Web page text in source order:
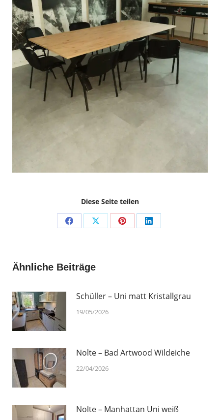
Diese Seite teilen
Share Share Share Share
Ähnliche Beiträge
Schüller – Uni matt Kristallgrau
19/05/2026
Nolte – Bad Artwood Wildeiche
22/04/2026
Nolte – Manhattan Uni weiß